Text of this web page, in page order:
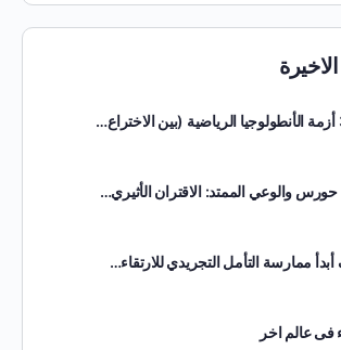
والوعي الممتد: الاقتران الأثيري…
ممارسة التأمل التجريدي للارتقاء…
فى عالم اخر